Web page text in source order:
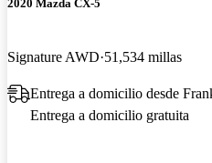
2020 Mazda CX-5
Signature AWD 51,534 millas
Entrega a domicilio desde
Entrega a domicilio gratuita